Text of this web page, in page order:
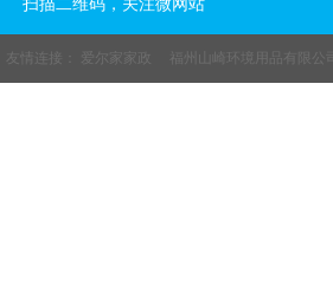
扫描二维码，关注微网站
友情连接： 爱尔家家政 福州山崎环境用品有限公司